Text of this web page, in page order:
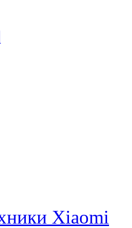
Xiaomi